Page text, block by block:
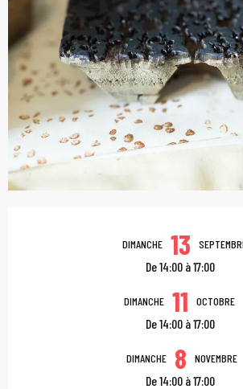
Ouverture et
DIMANCHE 13
De 14:00 à 17:00
DIMANCHE 11 OCTOBRE
De 14:00 à 17:00
DIMANCHE 8 NOVEMBRE
De 14:00 à 17:00